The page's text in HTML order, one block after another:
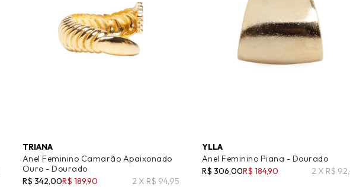
TRIANA
Anel Feminino Camarão Apaixonado
Ouro - Dourado
R$ 342,00R$ 189,90 2 X R$ 94,95
YLLA
Anel Feminino Piana - Dourado
R$ 306,00R$ 184,90 2 X R$